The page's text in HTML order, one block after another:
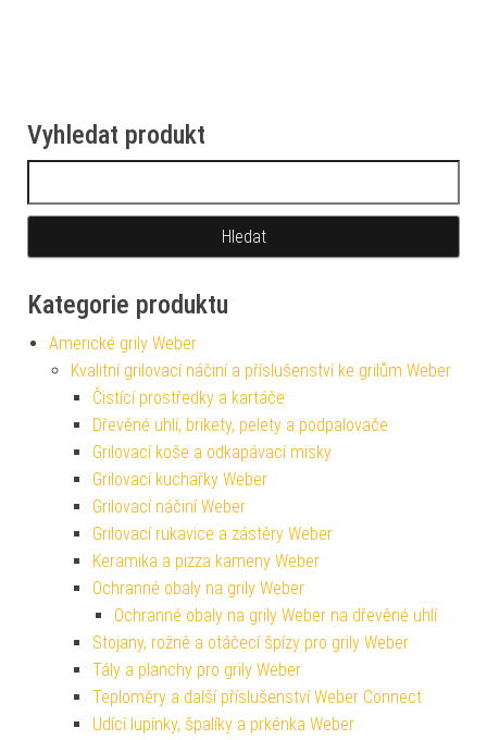
Vyhledat produkt
Kategorie produktu
Americké grily Weber
Kvalitní grilovací náčiní a příslušenství ke grilům Weber
Čistící prostředky a kartáče
Dřevěné uhlí, brikety, pelety a podpalovače
Grilovací koše a odkapávací misky
Grilovací kuchařky Weber
Grilovací náčiní Weber
Grilovací rukavice a zástěry Weber
Keramika a pizza kameny Weber
Ochranné obaly na grily Weber
Ochranné obaly na grily Weber na dřevěné uhlí
Stojany, rožně a otáčecí špízy pro grily Weber
Tály a planchy pro grily Weber
Teploměry a další příslušenství Weber Connect
Udící lupínky, špalíky a prkénka Weber